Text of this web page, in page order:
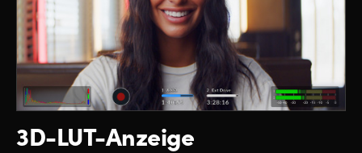
3D-LUT-Anzeige